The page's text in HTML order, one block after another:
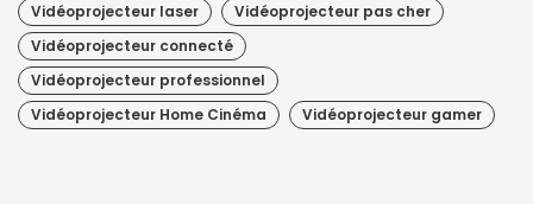
Vidéoprojecteur laser
Vidéoprojecteur pas cher
Vidéoprojecteur connecté
Vidéoprojecteur professionnel
Vidéoprojecteur Home Cinéma
Vidéoprojecteur gamer